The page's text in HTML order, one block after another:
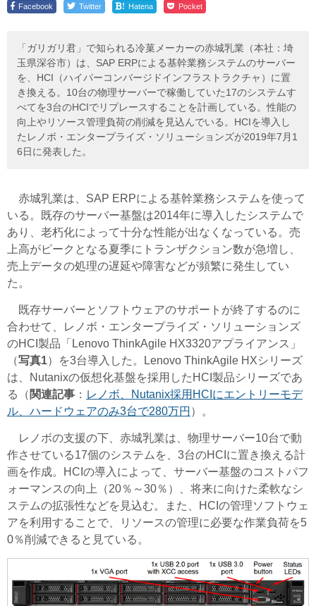
Facebook Twitter ! Hatena Pocket
「ガリガリ君」で知られる冷菓メーカーの赤城乳業（本社：埼
玉県深谷市）は、SAP ERPによる基幹業務システムのサーバー
を、HCI（ハイパーコンバージドインフラストラクチャ）に置
き換える。10台の物理サーバーで稼働していた17のシステムす
べてを3台のHCIでリプレースすることを計画している。性能の
向上やリソース管理負荷の削減を見込んでいる。HCIを導入し
たレノボ・エンタープライズ・ソリューションズが2019年7月1
6日に発表した。
赤城乳業は、SAP ERPによる基幹業務システムを使って
いる。既存のサーバー基盤は2014年に導入したシステムで
あり、老朽化によって十分な性能が出なくなっている。売
上高がピークとなる夏季にトランザクション数が急増し、
売上データの処理の遅延や障害などが頻繁に発生してい
た。
既存サーバーとソフトウェアのサポートが終了するのに
合わせて、レノボ・エンタープライズ・ソリューションズ
のHCI製品「Lenovo ThinkAgile HX3320アプライアンス」
（写真1）を3台導入した。Lenovo ThinkAgile HXシリーズ
は、Nutanixの仮想化基盤を採用したHCI製品シリーズであ
る（ 関連記事 ： レノボ、Nutanix採用HCIにエントリーモデ
ル、ハードウェアのみ3台で280万円 ）。
レノボの支援の下、赤城乳業は、物理サーバー10台で動
作させている17個のシステムを、3台のHCIに置き換える計
画を作成。HCIの導入によって、サーバー基盤のコストパフ
ォーマンスの向上（20％～30％）、将来に向けた柔軟なシ
ステムの拡張性などを見込む。また、HCIの管理ソフトウェ
アを利用することで、リソースの管理に必要な作業負荷を5
0％削減できると見ている。